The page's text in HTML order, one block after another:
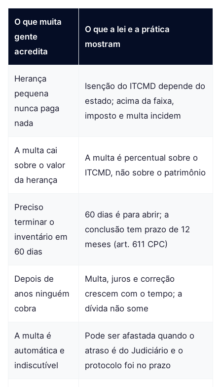
O que muita
gente
acredita
O que a lei e a prática
mostram
Herança
pequena
nunca paga
nada
Isenção do ITCMD depende do
estado; acima da faixa,
imposto e multa incidem
A multa cai
sobre o valor
da herança
A multa é percentual sobre o
ITCMD, não sobre o patrimônio
Preciso
terminar o
inventário em
60 dias
60 dias é para abrir; a
conclusão tem prazo de 12
meses (art. 611 CPC)
Depois de
anos ninguém
cobra
Multa, juros e correção
crescem com o tempo; a
dívida não some
A multa é
automática e
indiscutível
Pode ser afastada quando o
atraso é do Judiciário e o
protocolo foi no prazo